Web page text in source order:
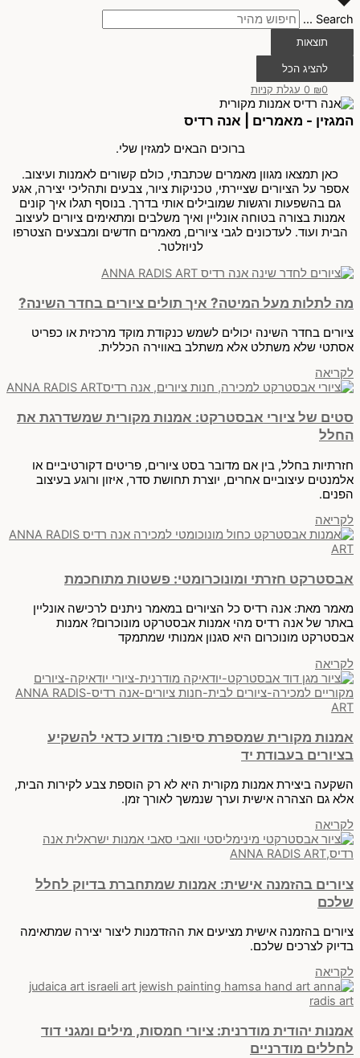
Search ...
תוצאות
להציג הכל
₪0
0 עגלת קניות
המגזין - מאמרים | אנה רדיס
ברוכים הבאים למגזין שלי.
כאן תמצאו מגוון מאמרים שכתבתי, כולם קשורים לאמנות ועיצוב.
אספר על הציורים שציירתי, טכניקות ציור, צבעים ותהליכי יצירה, אגע
גם בהשפעות ורגשות שמובילים אותי בדרך. בנוסף תגלו איך קונים
אמנות בצורה בטוחה אונליין ואיך משלבים ומתאימים ציורים לעיצוב
הבית ועוד. לעדכונים לגבי ציורים, מאמרים חדשים ומבצעים הצטרפו
לניוזלטר.
מה לתלות מעל המיטה? איך תולים ציורים בחדר השינה?
ציורים בחדר השינה יכולים לשמש כנקודת מוקד מרכזית או כפריט
אסתטי שלא משתלט אלא משתלב באווירה הכללית.
לקריאה
סטים של ציורי אבסטרקט: אמנות מקורית שמשדרגת את
החלל
חזרתיות בחלל, בין אם מדובר בסט ציורים, פריטים דקורטיביים או
אלמנטים עיצוביים אחרים, יוצרת תחושת סדר, איזון ורוגע בעיצוב
הפנים.
לקריאה
אבסטרקט חזרתי ומונוכרומטי: פשטות מתוחכמת
מאמר מאת: אנה רדיס כל הציורים במאמר ניתנים לרכישה אונליין
באתר של אנה רדיס מהי אמנות אבסטרקט מונוכרום? אמנות
אבסטרקט מונוכרום היא סגנון אמנותי שמתמקד
לקריאה
אמנות מקורית שמספרת סיפור: מדוע כדאי להשקיע
בציורים בעבודת יד
השקעה ביצירת אמנות מקורית היא לא רק הוספת צבע לקירות הבית,
אלא גם הצהרה אישית וערך שנמשך לאורך זמן.
לקריאה
ציורים בהזמנה אישית: אמנות שמתחברת בדיוק לחלל
שלכם
ציורים בהזמנה אישית מציעים את ההזדמנות ליצור יצירה שמתאימה
בדיוק לצרכים שלכם.
לקריאה
אמנות יהודית מודרנית: ציורי חמסות, מילים ומגני דוד
לחללים מודרניים